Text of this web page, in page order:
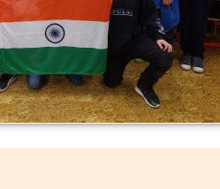
Zpět